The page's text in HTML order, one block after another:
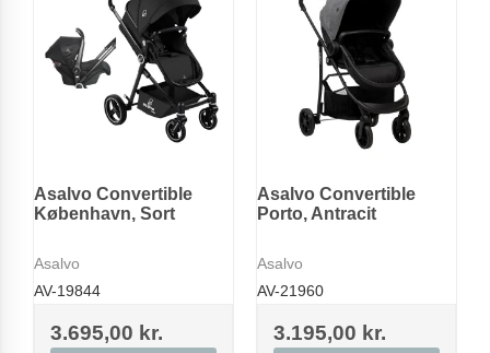
Asalvo Convertible
København, Sort
Asalvo
AV-19844
3.695,00 kr.
Asalvo Convertible
Porto, Antracit
Asalvo
AV-21960
3.195,00 kr.